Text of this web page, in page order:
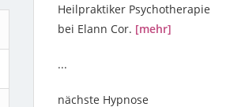
Heilpraktiker Psychotherapie
bei Elann Cor. [mehr]
...
nächste Hypnose